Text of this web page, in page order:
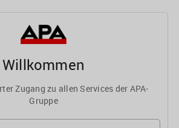
Willkommen
Zugang zu allen Services der APA-
Gruppe